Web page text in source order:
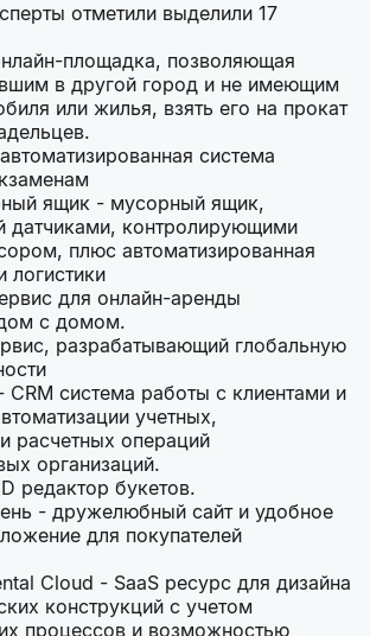
отметили выделили 17
площадка, позволяющая
в другой город и не имеющим
или жилья, взять его на прокат
система
ящик - мусорный ящик,
датчиками, контролирующими
плюс автоматизированная
логистики
для онлайн-аренды
с домом.
разрабатывающий глобальную
система работы с клиентами и
учетных,
расчетных операций
организаций.
редактор букетов.
- дружелюбный сайт и удобное
для покупателей
Cloud - SaaS ресурс для дизайна
конструкций с учетом
процессов и возможностью